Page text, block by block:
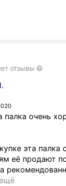
отзывы
палка очень
эта палка
её продают